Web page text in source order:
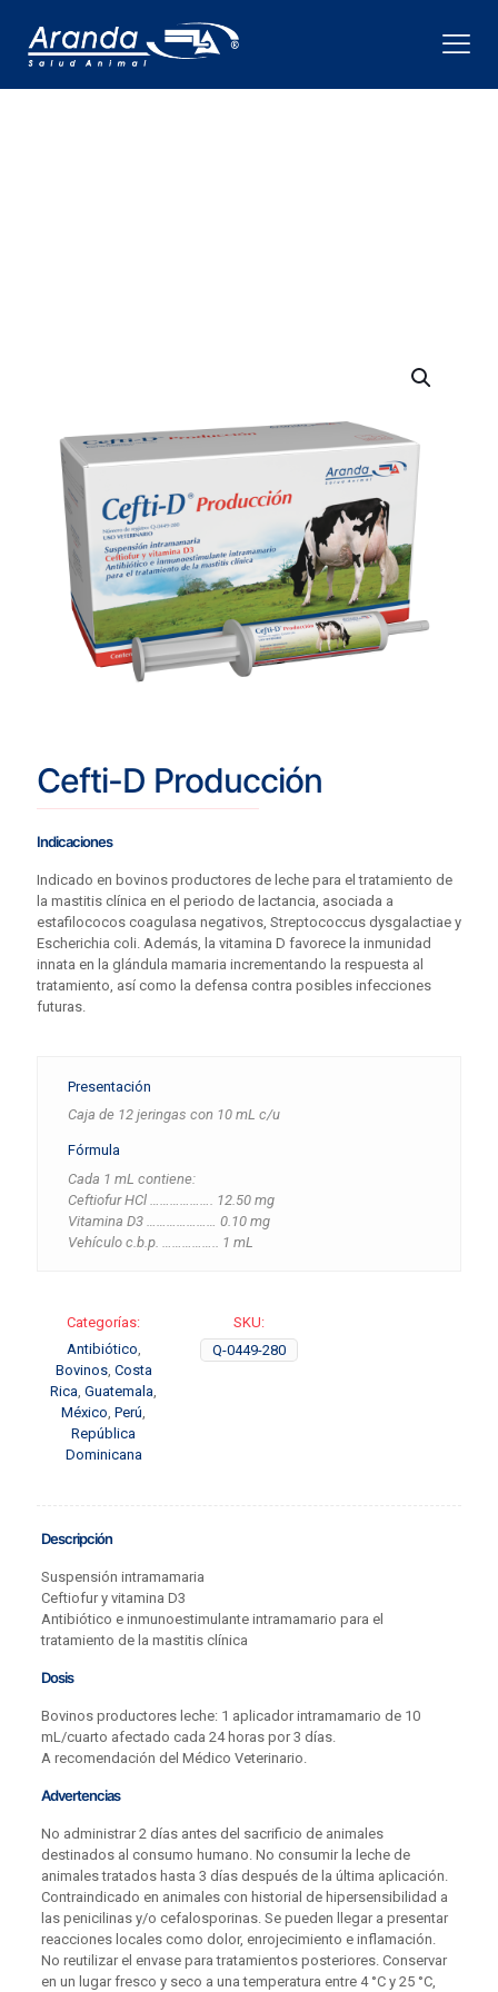
Cefti-D Producción
Indicaciones
Indicado en bovinos productores de leche para el tratamiento de
la mastitis clínica en el periodo de lactancia, asociada a
estafilococos coagulasa negativos, Streptococcus dysgalactiae y
Escherichia coli. Además, la vitamina D favorece la inmunidad
innata en la glándula mamaria incrementando la respuesta al
tratamiento, así como la defensa contra posibles infecciones
futuras.
Presentación
Caja de 12 jeringas con 10 mL c/u
Fórmula
Cada 1 mL contiene:
Ceftiofur HCl ………………. 12.50 mg
Vitamina D3 ………………… 0.10 mg
Vehículo c.b.p. …………….. 1 mL
Categorías:
Antibiótico,
Bovinos, Costa
Rica,Guatemala,
México,Perú,
República
Dominicana
SKU:
Q-0449-280
Descripción
Suspensión intramamaria
Ceftiofur y vitamina D3
Antibiótico e inmunoestimulante intramamario para el
tratamiento de la mastitis clínica
Dosis
Bovinos productores leche: 1 aplicador intramamario de 10
mL/cuarto afectado cada 24 horas por 3 días.
A recomendación del Médico Veterinario.
Advertencias
No administrar 2 días antes del sacrificio de animales
destinados al consumo humano. No consumir la leche de
animales tratados hasta 3 días después de la última aplicación.
Contraindicado en animales con historial de hipersensibilidad a
las penicilinas y/o cefalosporinas. Se pueden llegar a presentar
reacciones locales como dolor, enrojecimiento e inflamación.
No reutilizar el envase para tratamientos posteriores. Conservar
en un lugar fresco y seco a una temperatura entre 4 °C y 25 °C,